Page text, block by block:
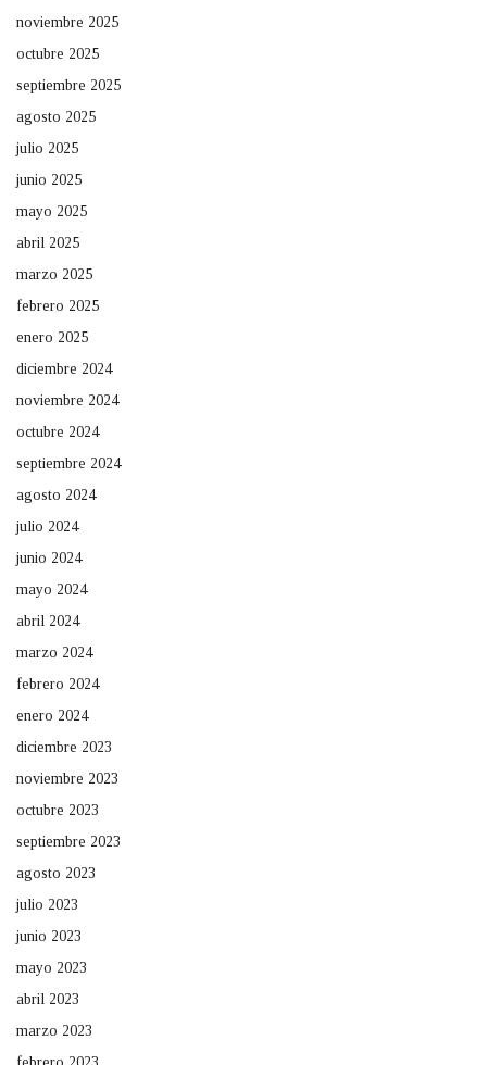
noviembre 2025
octubre 2025
septiembre 2025
agosto 2025
julio 2025
junio 2025
mayo 2025
abril 2025
marzo 2025
febrero 2025
enero 2025
diciembre 2024
noviembre 2024
octubre 2024
septiembre 2024
agosto 2024
julio 2024
junio 2024
mayo 2024
abril 2024
marzo 2024
febrero 2024
enero 2024
diciembre 2023
noviembre 2023
octubre 2023
septiembre 2023
agosto 2023
julio 2023
junio 2023
mayo 2023
abril 2023
marzo 2023